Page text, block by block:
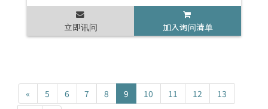
立即讯问 加入询问清单
« 5 6 7 8 9 10 11 12
13